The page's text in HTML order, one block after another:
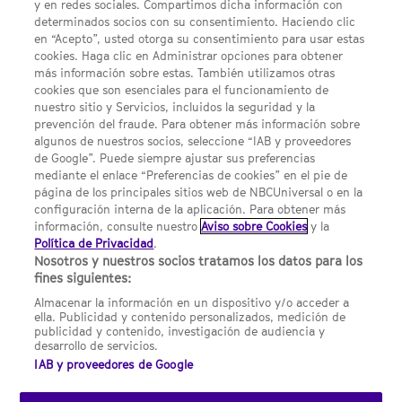
Acerca de SYFY
Condiciones Generales de Uso
Opciones de Anuncios
Política de privacidad
UNA DIVISIÓN DE NBCUNIVERSAL
NBCUNIVERSAL
Contáctanos por email: contact.SYFYSpain@nbcuni.com
NBC Universal Global Networks España S.L.U. Edificio Torre
Europa. Paseo de la Castellana, 95. Planta 10 28046 Madrid B-
82227893
SYFY España está sujeto a la jurisdicción española y regulado
por la Comisión Nacional de los Mercados y la Competencia
(CNMC).
y en redes sociales. Compartimos dicha información con
determinados socios con su consentimiento. Haciendo clic
en “Acepto”, usted otorga su consentimiento para usar estas
cookies. Haga clic en Administrar opciones para obtener
más información sobre estas. También utilizamos otras
cookies que son esenciales para el funcionamiento de
nuestro sitio y Servicios, incluidos la seguridad y la
prevención del fraude. Para obtener más información sobre
algunos de nuestros socios, seleccione “IAB y proveedores
de Google”. Puede siempre ajustar sus preferencias
mediante el enlace “Preferencias de cookies” en el pie de
página de los principales sitios web de NBCUniversal o en la
configuración interna de la aplicación. Para obtener más
información, consulte nuestroAviso sobre Cookies y la
Política de Privacidad.
Nosotros y nuestros socios tratamos los datos para los
fines siguientes:
Almacenar la información en un dispositivo y/o acceder a
ella. Publicidad y contenido personalizados, medición de
publicidad y contenido, investigación de audiencia y
desarrollo de servicios.
IAB y proveedores de Google